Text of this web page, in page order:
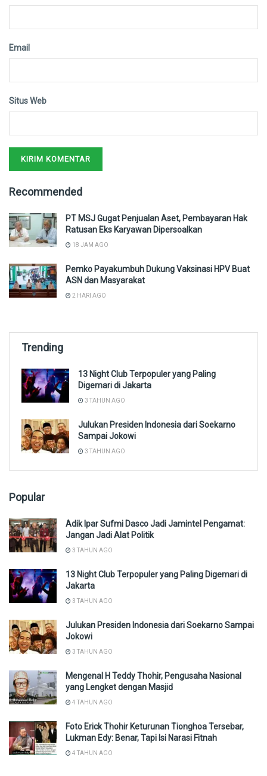
Email
Situs Web
Recommended
PT MSJ Gugat Penjualan Aset, Pembayaran Hak
Ratusan Eks Karyawan Dipersoalkan
18 JAM AGO
Pemko Payakumbuh Dukung Vaksinasi HPV Buat
ASN dan Masyarakat
2 HARI AGO
Trending
13 Night Club Terpopuler yang Paling
Digemari di Jakarta
3 TAHUN AGO
Julukan Presiden Indonesia dari Soekarno
Sampai Jokowi
3 TAHUN AGO
Popular
Adik Ipar Sufmi Dasco Jadi Jamintel Pengamat:
Jangan Jadi Alat Politik
3 TAHUN AGO
13 Night Club Terpopuler yang Paling Digemari di
Jakarta
3 TAHUN AGO
Julukan Presiden Indonesia dari Soekarno Sampai
Jokowi
3 TAHUN AGO
Mengenal H Teddy Thohir, Pengusaha Nasional
yang Lengket dengan Masjid
4 TAHUN AGO
Foto Erick Thohir Keturunan Tionghoa Tersebar,
Lukman Edy: Benar, Tapi Isi Narasi Fitnah
4 TAHUN AGO